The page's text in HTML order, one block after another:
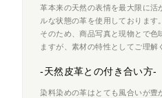
革本来の天然の表情を最大限に活
ルな状態の革を使用しております。
そのため、商品写真と現物とで
ますが、素材の特性としてご理解
-天然皮革との付き合い方-
染料染めの革はとても風合いが豊